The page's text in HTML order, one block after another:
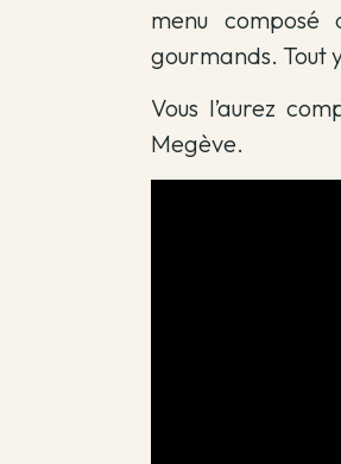
menu
gourmands. Tout
Vous l’aurez
Megève.